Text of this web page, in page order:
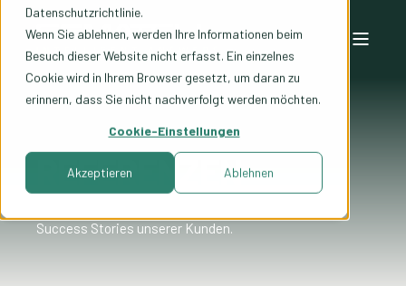
Datenschutzrichtlinie.
Wenn Sie ablehnen, werden Ihre Informationen beim
Besuch dieser Website nicht erfasst. Ein einzelnes
Cookie wird in Ihrem Browser gesetzt, um daran zu
erinnern, dass Sie nicht nachverfolgt werden möchten.
Cookie-Einstellungen
Akzeptieren Ablehnen
REFERENZEN
Success Stories unserer Kunden.